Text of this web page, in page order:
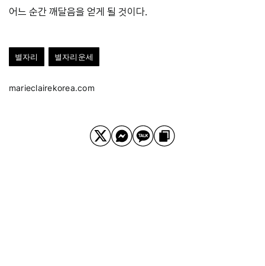
어느 순간 깨달음을 얻게 될 것이다.
별자리 별자리운세
marieclairekorea.com